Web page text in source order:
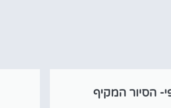
הסיור המקיף